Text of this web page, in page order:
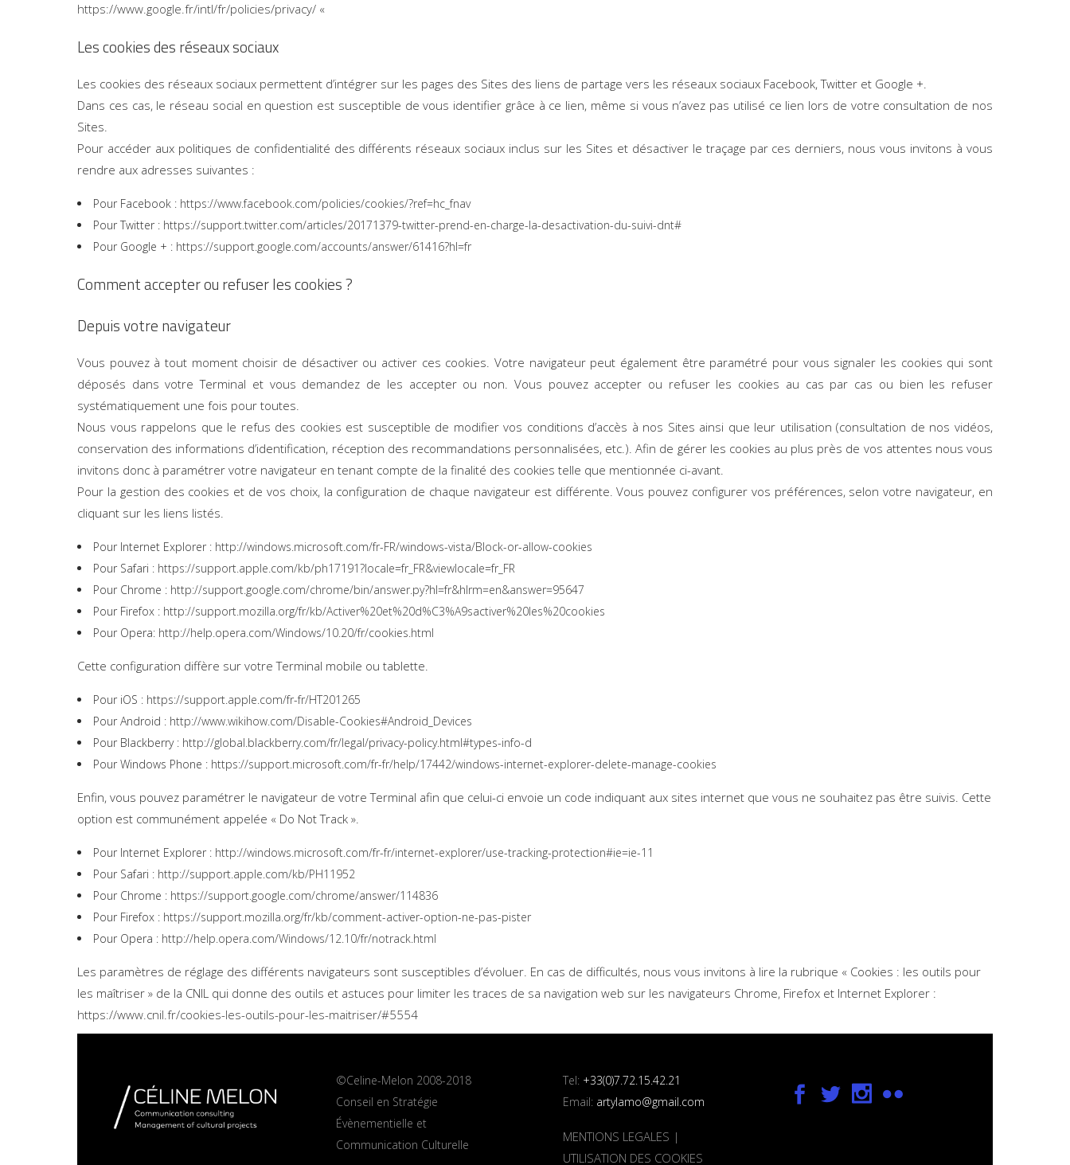
https://www.google.fr/intl/fr/policies/privacy/ «
Les cookies des réseaux sociaux
Les cookies des réseaux sociaux permettent d’intégrer sur les pages des Sites des liens de partage vers les réseaux sociaux Facebook, Twitter et Google +.
Dans ces cas, le réseau social en question est susceptible de vous identifier grâce à ce lien, même si vous n’avez pas utilisé ce lien lors de votre consultation de nos
Sites.
Pour accéder aux politiques de confidentialité des différents réseaux sociaux inclus sur les Sites et désactiver le traçage par ces derniers, nous vous invitons à vous
rendre aux adresses suivantes :
Pour Facebook : https://www.facebook.com/policies/cookies/?ref=hc_fnav
Pour Twitter : https://support.twitter.com/articles/20171379-twitter-prend-en-charge-la-desactivation-du-suivi-dnt#
Pour Google + : https://support.google.com/accounts/answer/61416?hl=fr
Comment accepter ou refuser les cookies ?
Depuis votre navigateur
Vous pouvez à tout moment choisir de désactiver ou activer ces cookies. Votre navigateur peut également être paramétré pour vous signaler les cookies qui sont
déposés dans votre Terminal et vous demandez de les accepter ou non. Vous pouvez accepter ou refuser les cookies au cas par cas ou bien les refuser
systématiquement une fois pour toutes.
Nous vous rappelons que le refus des cookies est susceptible de modifier vos conditions d’accès à nos Sites ainsi que leur utilisation (consultation de nos vidéos,
conservation des informations d’identification, réception des recommandations personnalisées, etc.). Afin de gérer les cookies au plus près de vos attentes nous vous
invitons donc à paramétrer votre navigateur en tenant compte de la finalité des cookies telle que mentionnée ci-avant.
Pour la gestion des cookies et de vos choix, la configuration de chaque navigateur est différente. Vous pouvez configurer vos préférences, selon votre navigateur, en
cliquant sur les liens listés.
Pour Internet Explorer : http://windows.microsoft.com/fr-FR/windows-vista/Block-or-allow-cookies
Pour Safari : https://support.apple.com/kb/ph17191?locale=fr_FR&viewlocale=fr_FR
Pour Chrome : http://support.google.com/chrome/bin/answer.py?hl=fr&hlrm=en&answer=95647
Pour Firefox : http://support.mozilla.org/fr/kb/Activer%20et%20d%C3%A9sactiver%20les%20cookies
Pour Opera: http://help.opera.com/Windows/10.20/fr/cookies.html
Cette configuration diffère sur votre Terminal mobile ou tablette.
Pour iOS : https://support.apple.com/fr-fr/HT201265
Pour Android : http://www.wikihow.com/Disable-Cookies#Android_Devices
Pour Blackberry : http://global.blackberry.com/fr/legal/privacy-policy.html#types-info-d
Pour Windows Phone : https://support.microsoft.com/fr-fr/help/17442/windows-internet-explorer-delete-manage-cookies
Enfin, vous pouvez paramétrer le navigateur de votre Terminal afin que celui-ci envoie un code indiquant aux sites internet que vous ne souhaitez pas être suivis. Cette
option est communément appelée « Do Not Track ».
Pour Internet Explorer : http://windows.microsoft.com/fr-fr/internet-explorer/use-tracking-protection#ie=ie-11
Pour Safari : http://support.apple.com/kb/PH11952
Pour Chrome : https://support.google.com/chrome/answer/114836
Pour Firefox : https://support.mozilla.org/fr/kb/comment-activer-option-ne-pas-pister
Pour Opera : http://help.opera.com/Windows/12.10/fr/notrack.html
Les paramètres de réglage des différents navigateurs sont susceptibles d’évoluer. En cas de difficultés, nous vous invitons à lire la rubrique « Cookies : les outils pour
les maîtriser » de la CNIL qui donne des outils et astuces pour limiter les traces de sa navigation web sur les navigateurs Chrome, Firefox et Internet Explorer :
https://www.cnil.fr/cookies-les-outils-pour-les-maitriser/#5554
©Celine-Melon 2008-2018
Conseil en Stratégie
Évènementielle et
Communication Culturelle
Tel: +33(0)7.72.15.42.21
Email: artylamo@gmail.com
MENTIONS LEGALES |
UTILISATION DES COOKIES